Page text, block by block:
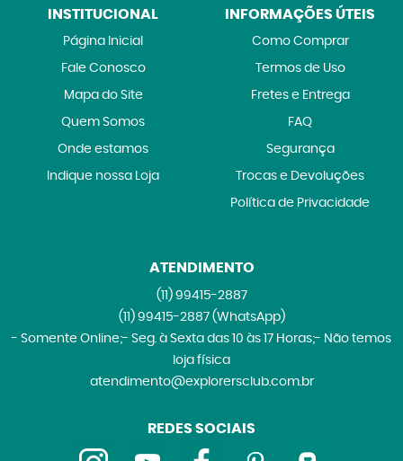
INSTITUCIONAL
Página Inicial
Fale Conosco
Mapa do Site
Quem Somos
Onde estamos
Indique nossa Loja
INFORMAÇÕES ÚTEIS
Como Comprar
Termos de Uso
Fretes e Entrega
FAQ
Segurança
Trocas e Devoluções
Política de Privacidade
ATENDIMENTO
(11)99415-2887
(11)99415-2887 (WhatsApp)
- Somente Online;- Seg. à Sexta das 10 às 17 Horas;- Não temos
loja física
atendimento@explorersclub.com.br
REDES SOCIAIS